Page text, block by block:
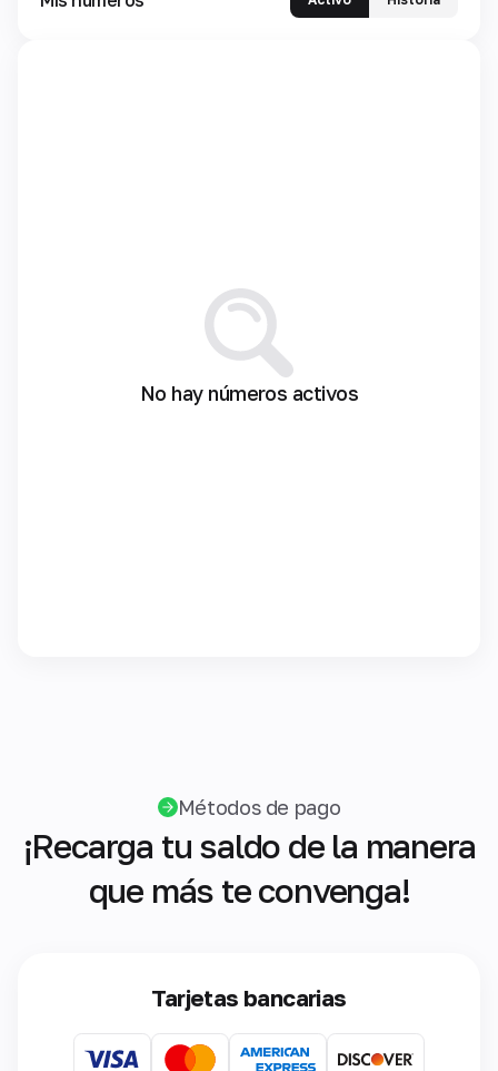
No hay números activos
Métodos de pago
¡Recarga tu saldo de la manera
que más te convenga!
Tarjetas bancarias